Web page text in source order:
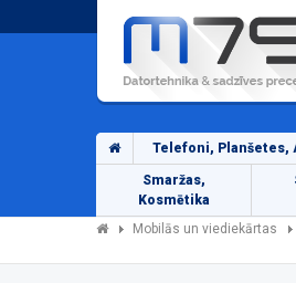
Telefoni, Planšetes,
Smaržas,
Kosmētika
Mobilās un viediekārtas